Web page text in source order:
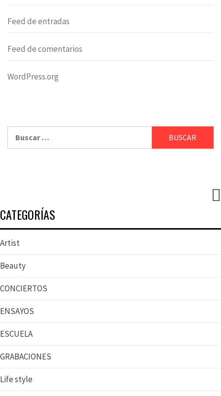
Feed de entradas
Feed de comentarios
WordPress.org
CATEGORÍAS
Artist
Beauty
CONCIERTOS
ENSAYOS
ESCUELA
GRABACIONES
Life style